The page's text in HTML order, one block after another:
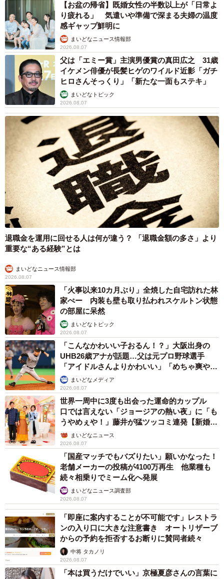
6/16
「なんやったんや…」（提供：あさのゆきこさん）
──飲み会から外そうとした先輩も、Aさんと普通におしゃ
べりしながら飲んだのですね。Ａさんは、飲み会のあと、
バイト先に馴染まれたのでしょうか。
はい。馴染まれていたと思います。先輩が就職でやめた
のも理由だと思います。
──…やっぱりモヤモヤしますね。
先輩はその後も順調に人生を歩まれたと思います。罰が
当たったとかそういう事はありません。モヤモヤしますが
そんなもんですよね…。
──なぜこの時のことを漫画にしようと思われたのですか？
最近バイトしていたドラッグストアの跡を通ることが多
く、思い出を漫画にしてみようと思いました。
7/16
今度飲み会外しに遭遇したら、スマートな振る舞いができるといいな
（提供：あさのゆきこさん）
──心に引っかかっていたことを描くことにされたのです
ね。その後、社員子さんのようにふるまう機会はありまし
幸運なことに？その後は飲み会外しをするような場面に
出くわしたことがないので機会もありません。幸せなこと
です。
──それはよかったです！「飲み会外してくれるとか最高じ
【お盆の帰省】既婚女性の半数以上が「日常よ
り疲れる」 気遣いや準備で深まる夫婦の温度
感ギャップ鮮明に
まいどなニュース情報部
2026.08.07
父は「エミー賞」主演男優賞の真田広之 31歳
イケメン俳優が長髪ヒゲのワイルド近影「ガチ
ヒロさんそっくり」「新たな一面もステキ」
まいどなトピック
2026.08.07
退職金を運用に回せる人は何が違う？ 「退職金額の多さ」より
重要な“ある経験”とは
まいどなニュース情報部
2026.08.07
「火事以来10カ月ぶり」全焼した自宅訪れた林
家ぺー 内装も壁も取り払われスケルトン状態
の部屋に呆然
まいどなトピック
2026.08.07
「こんなかわいい子おるん！？」大阪出身の
UHB26歳アナが話題…父は元プロ野球選手
「アイドルさんよりかわいい」「めちゃ爽や
か」まいどなメディア
2026.08.07
世界一周中に3度も出会った運命的カップル
口では言えない「ジョージアの熱い夜」に「も
うやめぇや！」藤井が猛ツッコミ連発【新婚さ
ん】まいどなニュース
2026.08.07
「国産マッチでもバズりたい」願いかなった！
老舗メーカーの投稿が4100万再生 他業種も
続々相乗りでミーム化へ発展
まいどなニュース調査部
2026.08.07
「即座に案内することが不可能です」レストラ
ンの入り口に大きな注意書き オートリザーブ
からの予約を拒否するお断りに賛同者続々
中将 タカノリ
2026.08.07
「本は買うだけでいい」京極夏彦さんの言葉に